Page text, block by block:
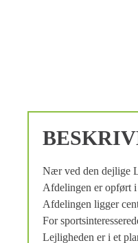
Nær ved den dejlige
Afdelingen er opført i
Afdelingen ligger
For
Lejligheden er i et